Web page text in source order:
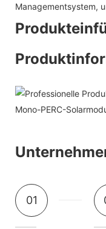
Managementsystem,
01